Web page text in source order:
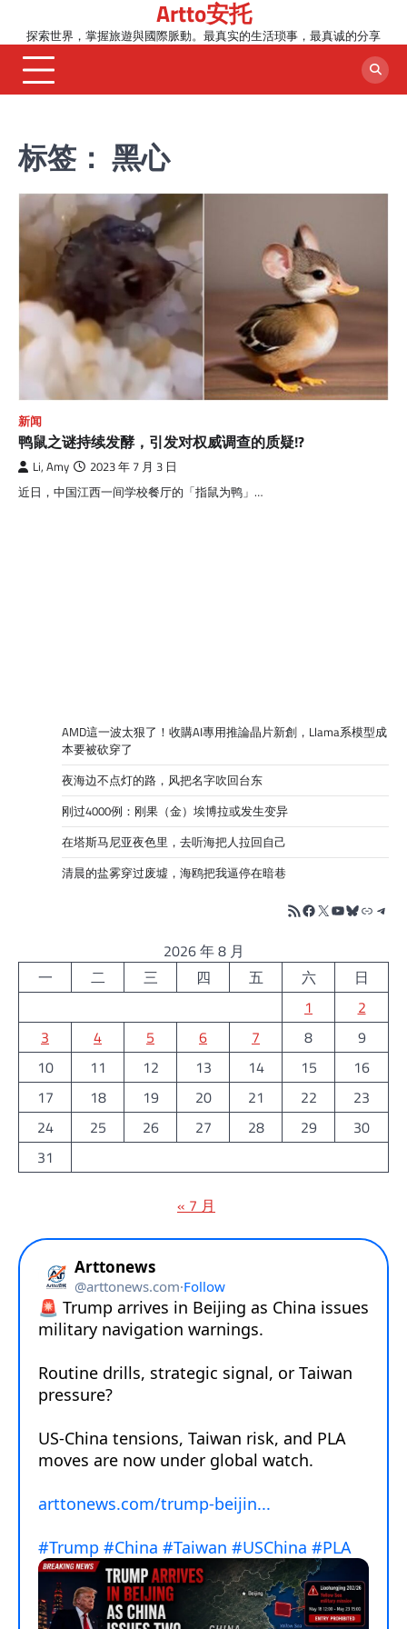
content
Artto安托
探索世界，掌握旅遊與國際脈動。最真实的生活琐事，最真诚的分享
标签： 黑心
新闻
鸭鼠之谜持续发酵，引发对权威调查的质疑!?
Li, Amy 2023 年 7 月 3 日
近日，中国江西一间学校餐厅的「指鼠为鸭」…
AMD這一波太狠了！收購AI專用推論晶片新創，Llama系模型成
本要被砍穿了
夜海边不点灯的路，风把名字吹回台东
刚过4000例：刚果（金）埃博拉或发生变异
在塔斯马尼亚夜色里，去听海把人拉回自己
清晨的盐雾穿过废墟，海鸥把我逼停在暗巷
RSS FeedFacebook
X YouTube
Bluesky
链接
2026 年 8 月
一
二 三 四 五 六
日
1
2
3
4 5 6 7 8
9
10
11 12 13 14 15
16
17
18 19 20 21 22
23
24
25 26 27 28 29
30
31
« 7 月